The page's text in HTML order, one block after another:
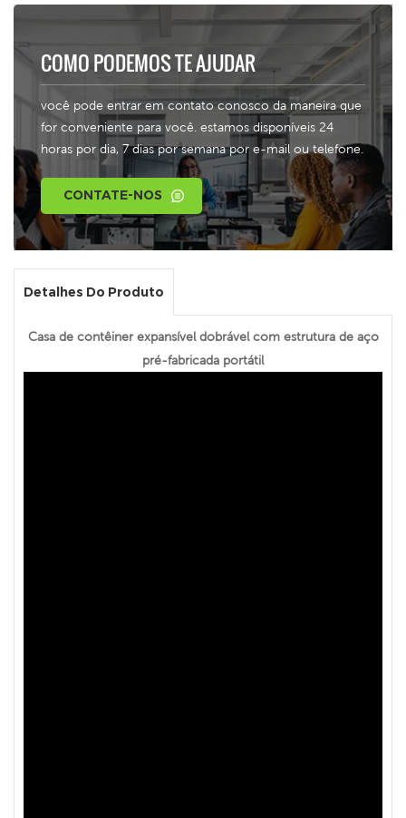
COMO PODEMOS TE AJUDAR
você pode entrar em contato conosco da maneira que
for conveniente para você. estamos disponíveis 24
horas por dia, 7 dias por semana por e-mail ou telefone.
CONTATE-NOS
Detalhes Do Produto
Casa de contêiner expansível dobrável com estrutura de aço
pré-fabricada portátil